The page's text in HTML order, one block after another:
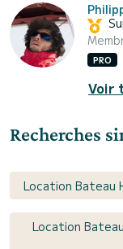
PRO
Voir
Recherches
Location Bateau
Location